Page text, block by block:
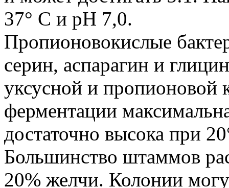
37° С и pH 7,0.
Пропионовокислые
серин, аспарагин и
уксусной и пропионовой
ферментации
достаточно высока при
Большинство штаммов
20% желчи. Колонии